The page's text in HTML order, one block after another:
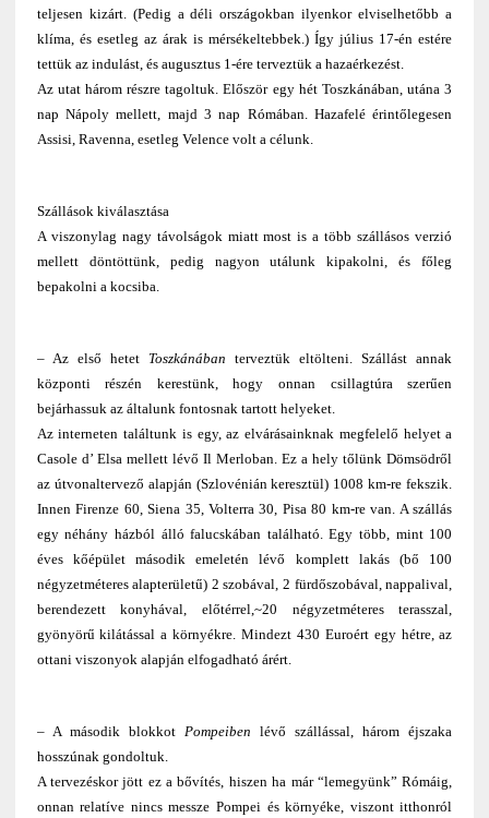
teljesen kizárt. (Pedig a déli országokban ilyenkor elviselhetőbb a
klíma, és esetleg az árak is mérsékeltebbek.) Így július 17-én estére
tettük az indulást, és augusztus 1-ére terveztük a hazaérkezést.
Az utat három részre tagoltuk. Először egy hét Toszkánában, utána 3
nap Nápoly mellett, majd 3 nap Rómában. Hazafelé érintőlegesen
Assisi, Ravenna, esetleg Velence volt a célunk.
Szállások kiválasztása
A viszonylag nagy távolságok miatt most is a több szállásos verzió
mellett döntöttünk, pedig nagyon utálunk kipakolni, és főleg
bepakolni a kocsiba.
– Az első hetet Toszkánában terveztük eltölteni. Szállást annak
központi részén kerestünk, hogy onnan csillagtúra szerűen
bejárhassuk az általunk fontosnak tartott helyeket.
Az interneten találtunk is egy, az elvárásainknak megfelelő helyet a
Casole d’ Elsa mellett lévő Il Merloban. Ez a hely tőlünk Dömsödről
az útvonaltervező alapján (Szlovénián keresztül) 1008 km-re fekszik.
Innen Firenze 60, Siena 35, Volterra 30, Pisa 80 km-re van. A szállás
egy néhány házból álló falucskában található. Egy több, mint 100
éves kőépület második emeletén lévő komplett lakás (bő 100
négyzetméteres alapterületű) 2 szobával, 2 fürdőszobával, nappalival,
berendezett konyhával, előtérrel,~20 négyzetméteres terasszal,
gyönyörű kilátással a környékre. Mindezt 430 Euroért egy hétre, az
ottani viszonyok alapján elfogadható árért.
– A második blokkotPompeiben lévő szállással, három éjszaka
hosszúnak gondoltuk.
A tervezéskor jött ez a bővítés, hiszen ha már “lemegyünk” Rómáig,
onnan relatíve nincs messze Pompei és környéke, viszont itthonról